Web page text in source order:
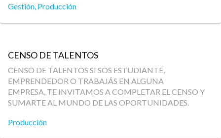
Gestión, Producción
CENSO DE TALENTOS
CENSO DE TALENTOS SI SOS ESTUDIANTE,
EMPRENDEDOR O TRABAJÁS EN ALGUNA
EMPRESA, TE INVITAMOS A COMPLETAR EL CENSO Y
SUMARTE AL MUNDO DE LAS OPORTUNIDADES.
Producción